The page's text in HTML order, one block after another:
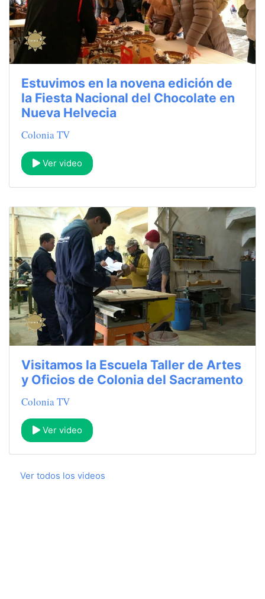
Estuvimos en la novena edición de
la Fiesta Nacional del Chocolate en
Nueva Helvecia
Colonia TV
Ver video
Visitamos la Escuela Taller de Artes
y Oficios de Colonia del Sacramento
Colonia TV
Ver video
Ver todos los videos